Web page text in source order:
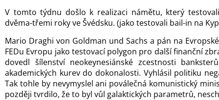
V tomto týdnu došlo k realizaci námětu, který
dvěma-třemi roky ve Švédsku. (jako testovali bail-in na
Mario Draghi von Goldman und Sachs a pán na
FEDu Evropu jako testovací polygon pro další finanční
dovedl šílenství neokeynesiánské zcestnosti
akademických kurev do dokonalosti. Vyhlásil politiku
Tak tohle by nevymyslel ani poválečná komunistický
později tvrdilo, že to byl vůl galaktických parametrů,